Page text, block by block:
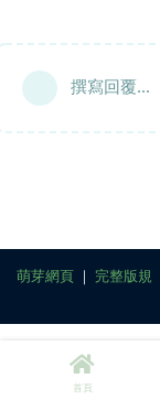
撰寫回覆...
萌芽網頁｜ 完整版規
首頁